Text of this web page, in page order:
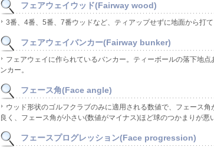
フェアウェイウッド(Fairway wood)
3番、4番、5番、7番ウッドなど、ティアップせずに地面から打て
フェアウェイバンカー(Fairway bunker)
フェアウェイに作られているバンカー。ティーボールの落下地
ンカー。
フェース角(Face angle)
ウッド形状のゴルフクラブのみに適用される数値で、フェース
良く、フェース角が小さい(数値がマイナス)ほど球のつかまりが悪
フェースプログレッション(Face progression)